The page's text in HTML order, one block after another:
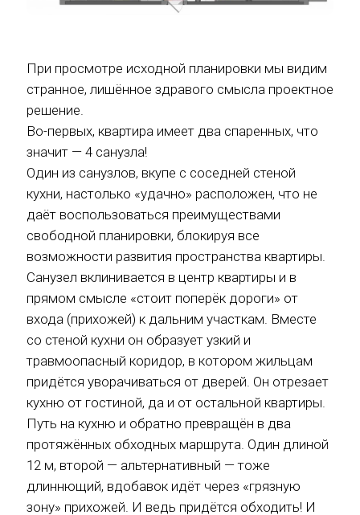
При просмотре исходной планировки мы видим
странное, лишённое здравого смысла проектное
решение.
Во-первых, квартира имеет два спаренных, что
значит — 4 санузла!
Один из санузлов, вкупе с соседней стеной
кухни, настолько «удачно» расположен, что не
даёт воспользоваться преимуществами
свободной планировки, блокируя все
возможности развития пространства квартиры.
Санузел вклинивается в центр квартиры и в
прямом смысле «стоит поперёк дороги» от
входа (прихожей) к дальним участкам. Вместе
со стеной кухни он образует узкий и
травмоопасный коридор, в котором жильцам
придётся уворачиваться от дверей. Он отрезает
кухню от гостиной, да и от остальной квартиры.
Путь на кухню и обратно превращён в два
протяжённых обходных маршрута. Один длиной
12 м, второй — альтернативный — тоже
длиннющий, вдобавок идёт через «грязную
зону» прихожей. И ведь придётся обходить! И